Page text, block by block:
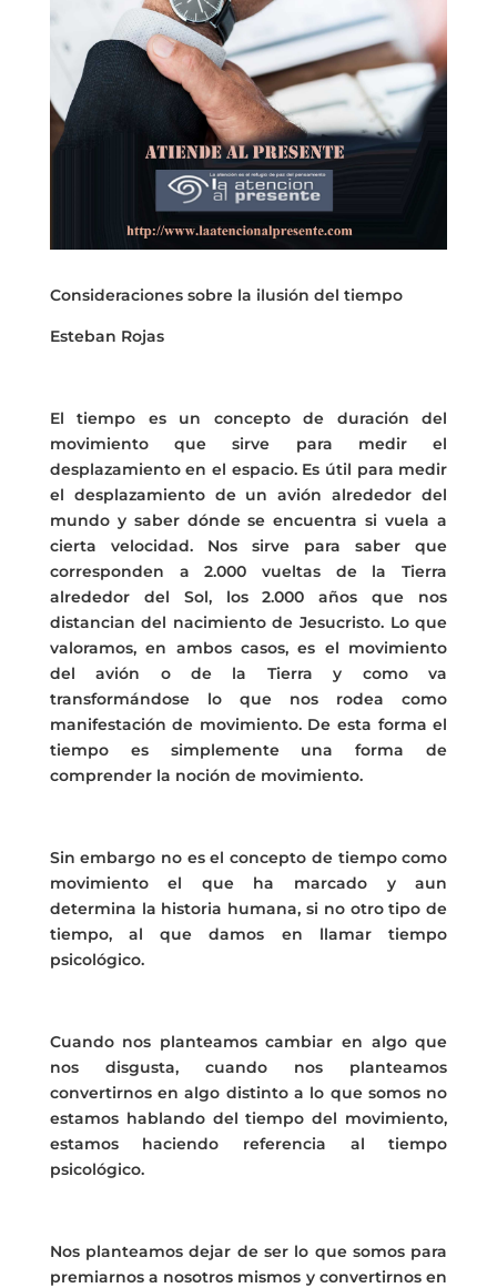
Consideraciones sobre la ilusión del tiempo
Esteban Rojas
El tiempo es un concepto de duración del
movimiento que sirve para medir el
desplazamiento en el espacio. Es útil para medir
el desplazamiento de un avión alrededor del
mundo y saber dónde se encuentra si vuela a
cierta velocidad. Nos sirve para saber que
corresponden a 2.000 vueltas de la Tierra
alrededor del Sol, los 2.000 años que nos
distancian del nacimiento de Jesucristo. Lo que
valoramos, en ambos casos, es el movimiento
del avión o de la Tierra y como va
transformándose lo que nos rodea como
manifestación de movimiento. De esta forma el
tiempo es simplemente una forma de
comprender la noción de movimiento.
Sin embargo no es el concepto de tiempo como
movimiento el que ha marcado y aun
determina la historia humana, si no otro tipo de
tiempo, al que damos en llamar tiempo
psicológico.
Cuando nos planteamos cambiar en algo que
nos disgusta, cuando nos planteamos
convertirnos en algo distinto a lo que somos no
estamos hablando del tiempo del movimiento,
estamos haciendo referencia al tiempo
psicológico.
Nos planteamos dejar de ser lo que somos para
premiarnos a nosotros mismos y convertirnos en